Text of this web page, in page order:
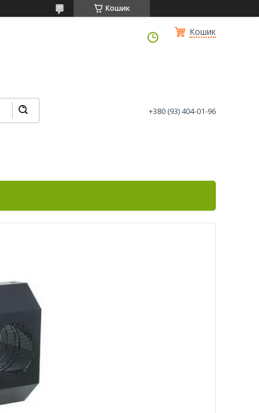
Кошик
Кошик
+380 (93) 404-01-96